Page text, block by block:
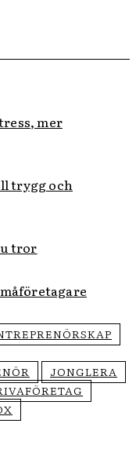
mer
trygg och
tror
JONGLERA